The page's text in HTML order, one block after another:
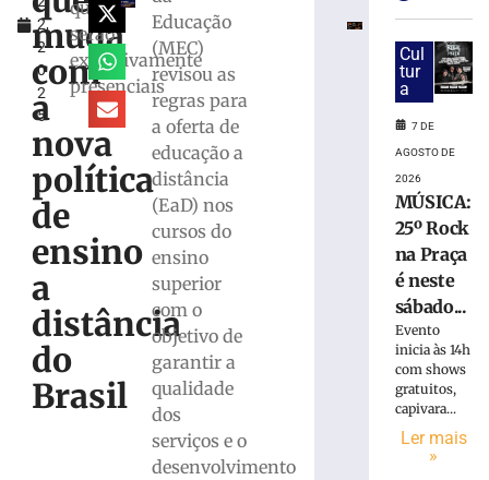
2,
2
0
2
5
muda
com
a
nova
política
de
ensino
a
distância
do
Brasil
que
serão
exclusivamente
presenciais
Educação
(MEC)
revisou as
regras para
a oferta de
educação a
distância
(EaD) nos
cursos do
ensino
superior
com o
objetivo de
garantir a
qualidade
dos
serviços e o
desenvolvimento
Educação
Unifebe
história
Brusque
escolas
Cul
tur
a
7 DE
AGOSTO DE
2026
MÚSICA:
25º Rock
na Praça
é neste
sábado...
Evento
inicia às 14h
com shows
gratuitos,
capivara...
Ler mais
»